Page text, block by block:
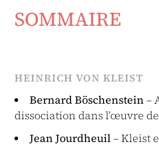
SOMMAIRE
HEINRICH VON KLEIST
Bernard Böschenstein –
dissociation dans l’œuvre
Jean Jourdheuil– Kleist